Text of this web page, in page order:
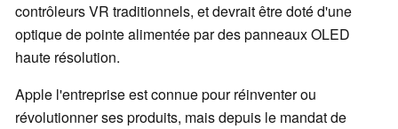
contrôleurs VR traditionnels, et devrait être doté d'une
optique de pointe alimentée par des panneaux OLED
haute résolution.
Apple l'entreprise est connue pour réinventer ou
révolutionner ses produits, mais depuis le mandat de